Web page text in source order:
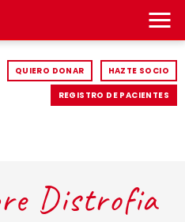
QUIERO DONAR HAZTE SOCIO
REGISTRO DE PACIENTES
Distrofia